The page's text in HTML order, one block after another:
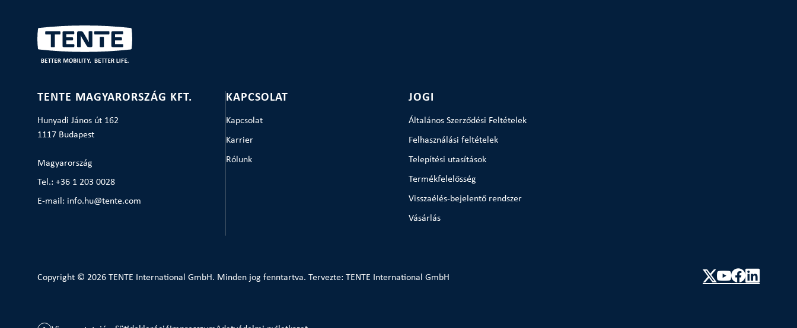
TENTE MAGYARORSZÁG KFT.
Hunyadi János út 162
1117 Budapest
Magyarország
Tel.: +36 1 203 0028
E-mail: info.hu@tente.com
KAPCSOLAT
Kapcsolat
Karrier
Rólunk
JOGI
Általános Szerződési Feltételek
Felhasználási feltételek
Telepítési utasítások
Termékfelelősség
Visszaélés-bejelentő rendszer
Vásárlás
Copyright © 2026 TENTE International GmbH. Minden jog fenntartva. Tervezte: TENTE International GmbH